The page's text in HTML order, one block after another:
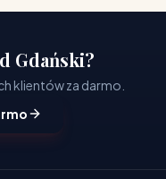
Gdański?
klientów za darmo.